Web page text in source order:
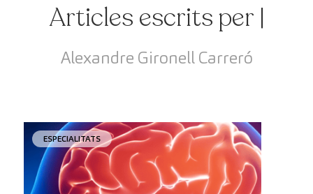
Articles escrits per |
Alexandre Gironell Carreró
ESPECIALITATS